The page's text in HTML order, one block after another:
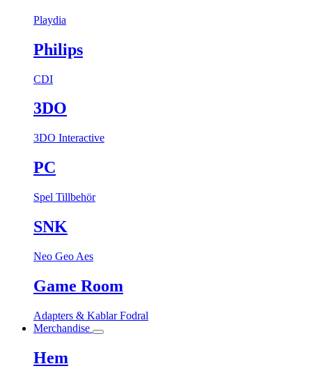
Playdia
Philips
CDI
3DO
3DO Interactive
PC
Spel Tillbehör
SNK
Neo Geo Aes
Game Room
Adapters & KablarFodral
Merchandise
Hem